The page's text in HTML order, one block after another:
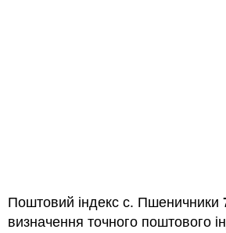
Поштовий індекс с. Пшеничники
визначення точного поштового